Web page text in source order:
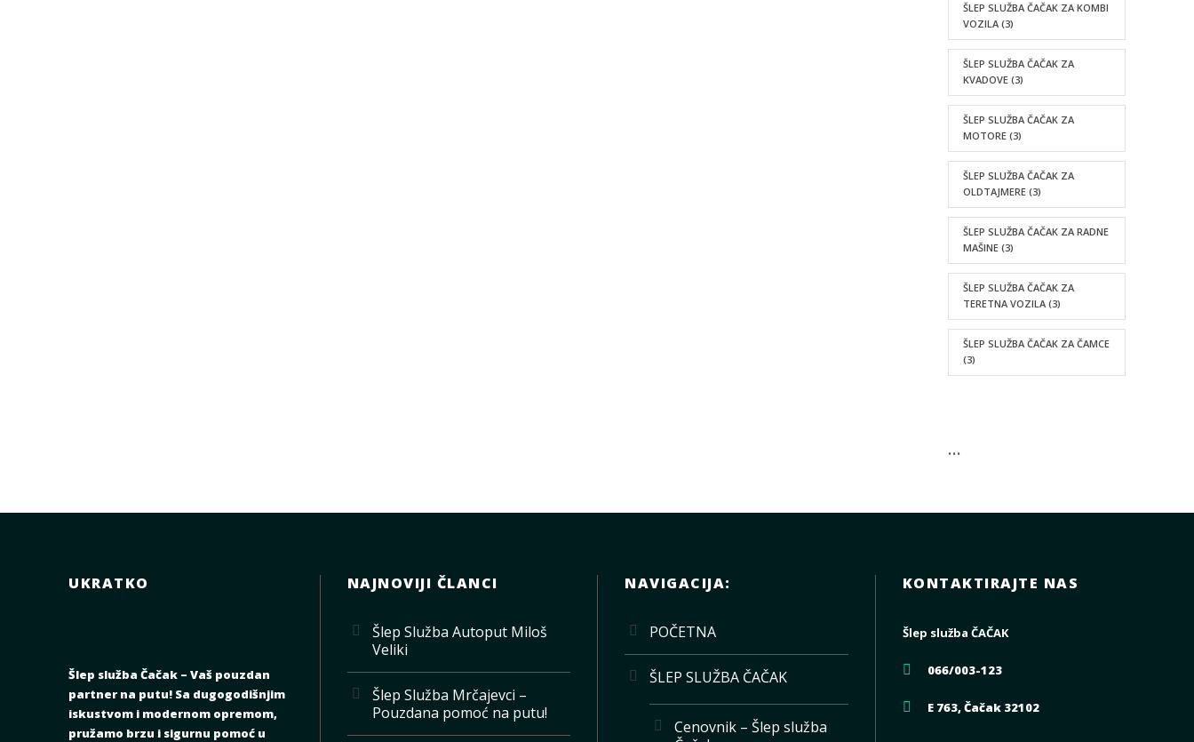
ŠLEP SLUŽBA ČAČAK ZA KOMBI
VOZILA (3)
ŠLEP SLUŽBA ČAČAK ZA
KVADOVE (3)
ŠLEP SLUŽBA ČAČAK ZA
MOTORE (3)
ŠLEP SLUŽBA ČAČAK ZA
OLDTAJMERE (3)
ŠLEP SLUŽBA ČAČAK ZA RADNE
MAŠINE (3)
ŠLEP SLUŽBA ČAČAK ZA
TERETNA VOZILA (3)
ŠLEP SLUŽBA ČAČAK ZA ČAMCE
(3)
…
UKRATKO
Šlep služba Čačak – Vaš pouzdan
partner na putu! Sa dugogodišnjim
iskustvom i modernom opremom,
pružamo brzu i sigurnu pomoć u
NAJNOVIJI ČLANCI
Šlep Služba Autoput Miloš
Veliki
Šlep Služba Mrčajevci –
Pouzdana pomoć na putu!
NAVIGACIJA:
POČETNA
ŠLEP SLUŽBA ČAČAK
Cenovnik – Šlep služba
KONTAKTIRAJTE NAS
Šlep služba ČAČAK
066/003-123
E 763, Čačak 32102